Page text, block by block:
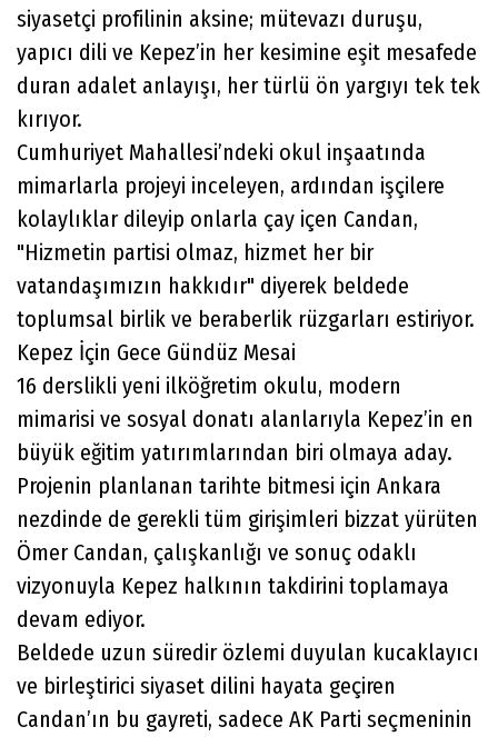
siyasetçi profilinin aksine; mütevazı duruşu,
yapıcı dili ve Kepez’in her kesimine eşit mesafede
duran adalet anlayışı, her türlü ön yargıyı tek tek
kırıyor.
​Cumhuriyet Mahallesi’ndeki okul inşaatında
mimarlarla projeyi inceleyen, ardından işçilere
kolaylıklar dileyip onlarla çay içen Candan,
"Hizmetin partisi olmaz, hizmet her bir
vatandaşımızın hakkıdır" diyerek beldede
toplumsal birlik ve beraberlik rüzgarları estiriyor.
​Kepez İçin Gece Gündüz Mesai
​16 derslikli yeni ilköğretim okulu, modern
mimarisi ve sosyal donatı alanlarıyla Kepez’in en
büyük eğitim yatırımlarından biri olmaya aday.
Projenin planlanan tarihte bitmesi için Ankara
nezdinde de gerekli tüm girişimleri bizzat yürüten
Ömer Candan, çalışkanlığı ve sonuç odaklı
vizyonuyla Kepez halkının takdirini toplamaya
devam ediyor.
​Beldede uzun süredir özlemi duyulan kucaklayıcı
ve birleştirici siyaset dilini hayata geçiren
Candan’ın bu gayreti, sadece AK Parti seçmeninin